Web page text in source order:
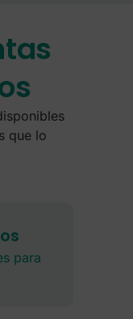
que lo
para